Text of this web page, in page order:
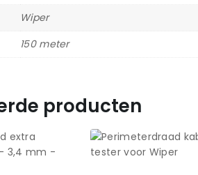
Wiper
150 meter
producten